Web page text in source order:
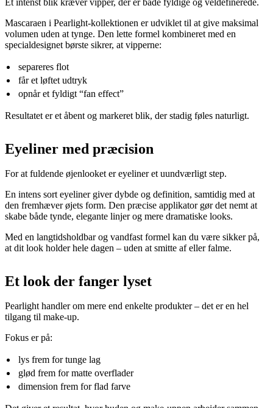
Et intenst blik kræver vipper, der er både fyldige og veldefinerede.
Mascaraen i Pearlight-kollektionen er udviklet til at give maksimal
volumen uden at tynge. Den lette formel kombineret med en
specialdesignet børste sikrer, at vipperne:
separeres flot
får et løftet udtryk
opnår et fyldigt “fan effect”
Resultatet er et åbent og markeret blik, der stadig føles naturligt.
Eyeliner med præcision
For at fuldende øjenlooket er eyeliner et uundværligt step.
En intens sort eyeliner giver dybde og definition, samtidig med at
den fremhæver øjets form. Den præcise applikator gør det nemt at
skabe både tynde, elegante linjer og mere dramatiske looks.
Med en langtidsholdbar og vandfast formel kan du være sikker på,
at dit look holder hele dagen – uden at smitte af eller falme.
Et look der fanger lyset
Pearlight handler om mere end enkelte produkter – det er en hel
tilgang til make-up.
Fokus er på:
lys frem for tunge lag
glød frem for matte overflader
dimension frem for flad farve